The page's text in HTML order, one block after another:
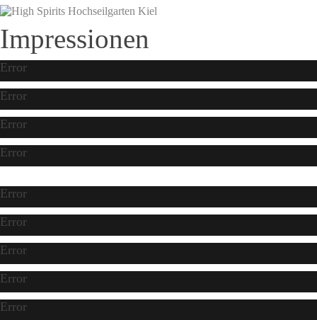
Impressionen
Error
Error
Error
Error
Error
Error
Error
Error
Error